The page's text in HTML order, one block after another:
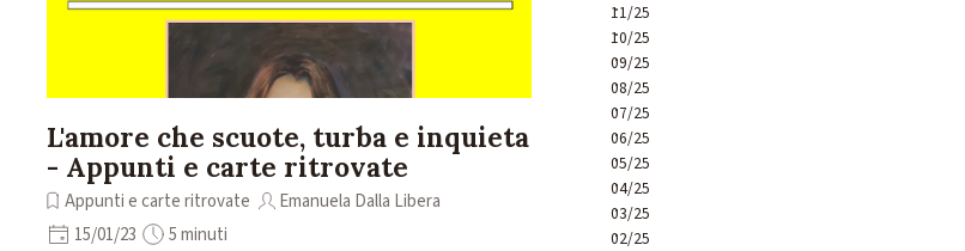
L'amore che scuote, turba e inquieta
- Appunti e carte ritrovate
Appunti e carte ritrovate
Emanuela Dalla Libera
15/01/23
5 minuti
11/25
10/25
09/25
08/25
07/25
06/25
05/25
04/25
03/25
02/25